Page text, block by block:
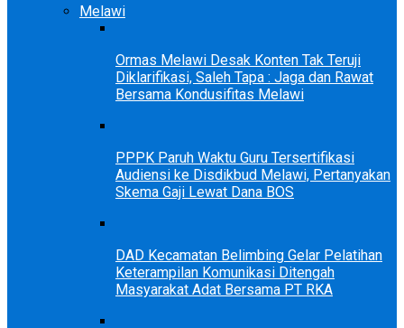
Melawi
Ormas Melawi Desak Konten Tak Teruji
Diklarifikasi, Saleh Tapa : Jaga dan Rawat
Bersama Kondusifitas Melawi
PPPK Paruh Waktu Guru Tersertifikasi
Audiensi ke Disdikbud Melawi, Pertanyakan
Skema Gaji Lewat Dana BOS
DAD Kecamatan Belimbing Gelar Pelatihan
Keterampilan Komunikasi Ditengah
Masyarakat Adat Bersama PT RKA